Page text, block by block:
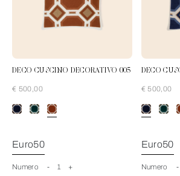
DECO CUSCINO DECORATIVO 005
€ 500,00
Rust-
Euro50
Numero - 1 +
DECO
€ 500,00
Euro50
Numero -